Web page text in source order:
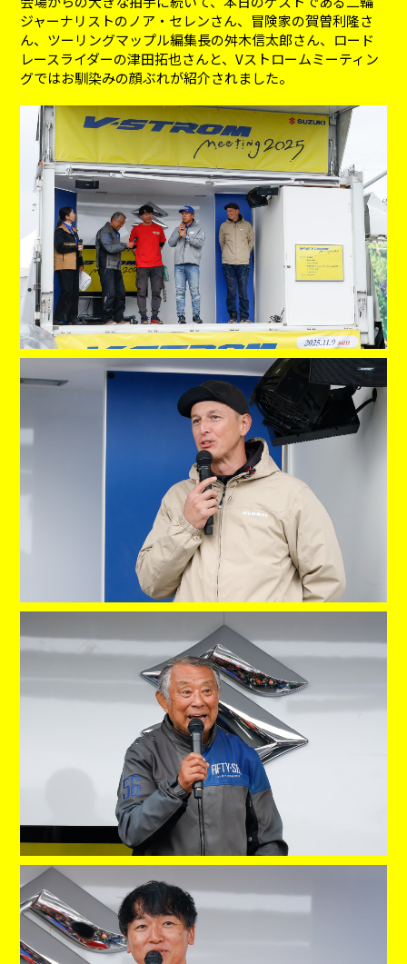
ジャーナリストのノア・セレンさん、冒険家の賀曽利隆さ
ん、ツーリングマップル編集長の舛木信太郎さん、ロード
レースライダーの津田拓也さんと、Vストロームミーティン
グではお馴染みの顔ぶれが紹介されました。